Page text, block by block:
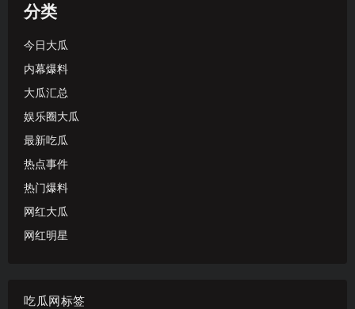
分类
今日大瓜
内幕爆料
大瓜汇总
娱乐圈大瓜
最新吃瓜
热点事件
热门爆料
网红大瓜
网红明星
吃瓜网标签